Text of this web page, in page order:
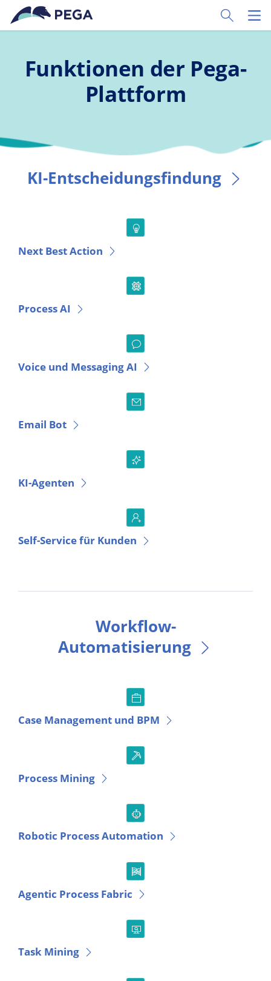
Zum Hauptinhalt wechseln
Toggle
Funktionen der Pega-
Plattform
KI-Entscheidungsfindung
Next Best Action
Process AI
Voice und Messaging AI
Email Bot
KI-Agenten
Self-Service für Kunden
Workflow-
Automatisierung
Case Management und BPM
Process Mining
Robotic Process Automation
Agentic Process Fabric
Task Mining